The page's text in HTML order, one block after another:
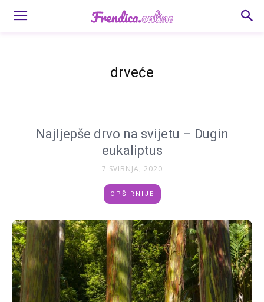
drveće
Najljepše drvo na svijetu – Dugin
eukaliptus
7 SVIBNJA, 2020
OPŠIRNIJE